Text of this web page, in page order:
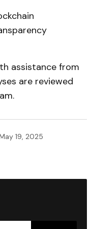
assistance from
are reviewed
19, 2025